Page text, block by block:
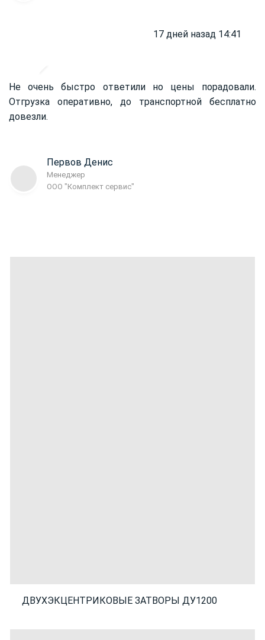
17 дней назад 14:41
Не очень быстро ответили но цены порадовали.
Отгрузка оперативно, до транспортной бесплатно
довезли.
Первов Денис
Менеджер
ООО "Комплект сервис"
ДВУХЭКЦЕНТРИКОВЫЕ ЗАТВОРЫ ДУ1200